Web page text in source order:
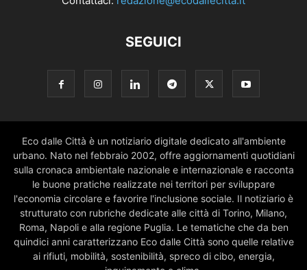
SEGUICI
Eco dalle Città è un notiziario digitale dedicato all'ambiente
urbano. Nato nel febbraio 2002, offre aggiornamenti quotidiani
sulla cronaca ambientale nazionale e internazionale e racconta
le buone pratiche realizzate nei territori per sviluppare
l'economia circolare e favorire l'inclusione sociale. Il notiziario è
strutturato con rubriche dedicate alle città di Torino, Milano,
Roma, Napoli e alla regione Puglia. Le tematiche che da ben
quindici anni caratterizzano Eco dalle Città sono quelle relative
ai rifiuti, mobilità, sostenibilità, spreco di cibo, energia,